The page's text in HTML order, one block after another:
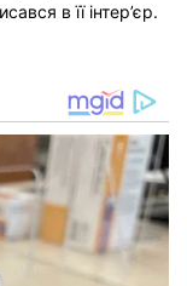
в її інтер’єр.